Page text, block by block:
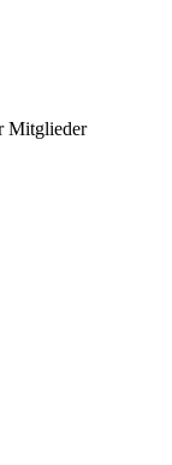
Mitglieder